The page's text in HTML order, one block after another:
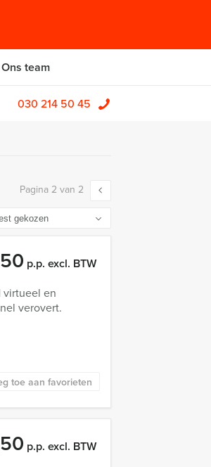
Ons team
030 214 50 45
Pagina 2 van 2
p.p. excl. BTW
virtueel en
verovert.
toe aan favorieten
p.p. excl. BTW